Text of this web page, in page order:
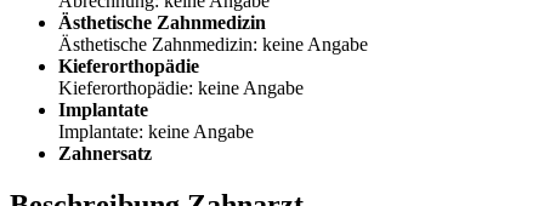
Ästhetische Zahnmedizin
Ästhetische Zahnmedizin: keine Angabe
Kieferorthopädie
Kieferorthopädie: keine Angabe
Implantate
Implantate: keine Angabe
Zahnersatz